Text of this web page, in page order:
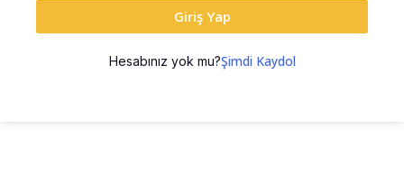
Giriş Yap
Hesabınız yok mu?Şimdi Kaydol